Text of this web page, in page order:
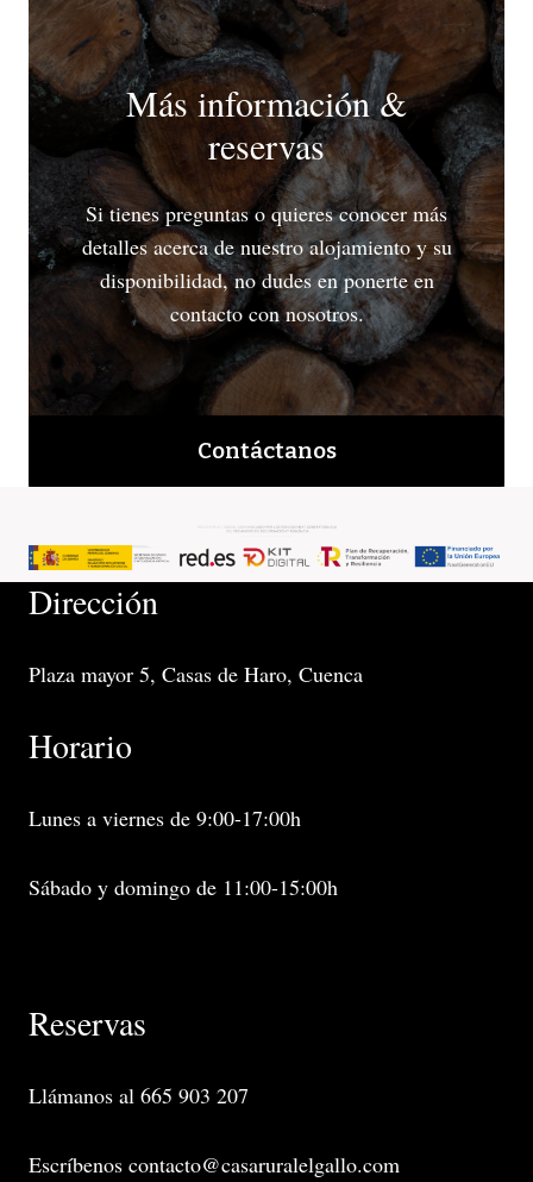
Más información &
reservas
Si tienes preguntas o quieres conocer más
detalles acerca de nuestro alojamiento y su
disponibilidad, no dudes en ponerte en
contacto con nosotros.
Contáctanos
Dirección
Plaza mayor 5, Casas de Haro, Cuenca
Horario
Lunes a viernes de 9:00-17:00h
Sábado y domingo de 11:00-15:00h
Reservas
Llámanos al 665 903 207
Escríbenos contacto@casaruralelgallo.com